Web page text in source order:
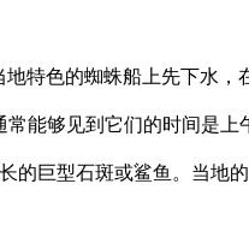
特色的蜘蛛船上先下水
能够见到它们的时间是
巨型石斑或鲨鱼。当地